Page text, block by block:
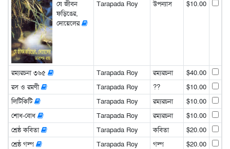
যে জীবন
ফড়িঙের,
দোয়েলের
Tarapada Roy উপন্যাস $10.00
রম্যরচনা ৩৬৫ Tarapada Roy রম্যরচনা
$40.00
রস ও রমণী
Tarapada Roy ??
$10.00
লিটিকিটি
Tarapada Roy রম্যরচনা
$10.00
শোধ-বোধ
Tarapada Roy রম্যরচনা
$10.00
শ্রেষ্ঠ কবিতা
Tarapada Roy কবিতা
$20.00
শ্রেষ্ঠ গল্প
Tarapada Roy গল্প
$20.00